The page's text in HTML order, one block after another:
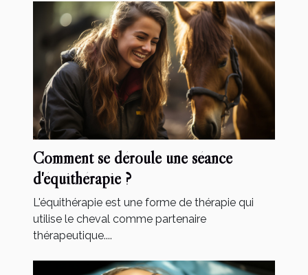
Comment se déroule une séance
d'équithérapie ?
L'équithérapie est une forme de thérapie qui
utilise le cheval comme partenaire
thérapeutique....